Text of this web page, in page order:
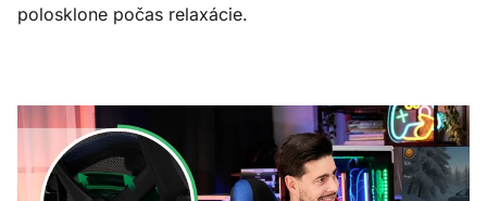
polosklone počas relaxácie.